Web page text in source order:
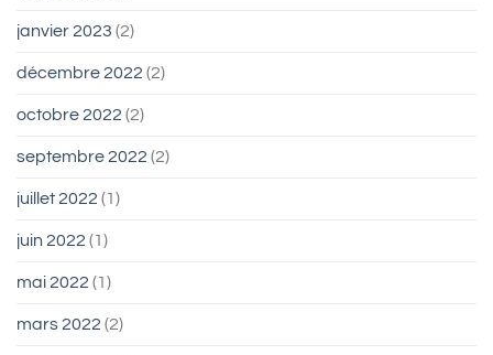
janvier 2023 (2)
décembre 2022 (2)
octobre 2022 (2)
septembre 2022 (2)
juillet 2022 (1)
juin 2022 (1)
mai 2022 (1)
mars 2022 (2)